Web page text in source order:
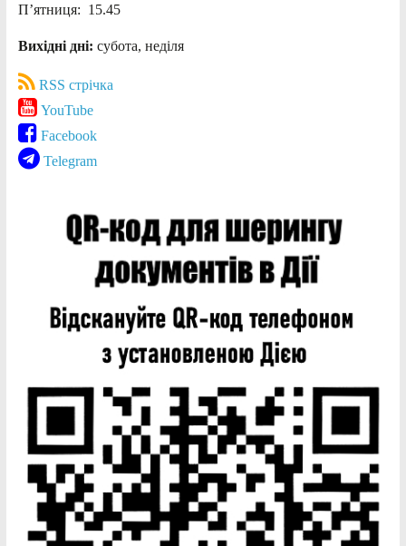
П’ятниця: 15.45
Вихідні дні: субота, неділя
RSS стрічка
YouTube
Facebook
Telegram